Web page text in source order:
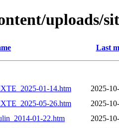
uploads/
Last
01-14.htm
2025-
05-26.htm
2025-
01-22.htm
2025-